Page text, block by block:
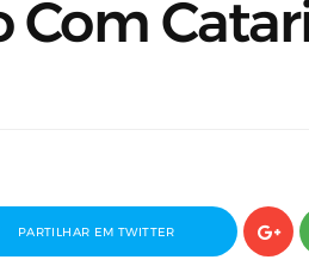
Com
PARTILHAR EM TWITTER